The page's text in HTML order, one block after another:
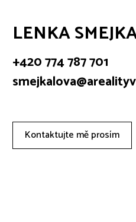
LENKA
+420 774 787 701
Kontaktujte mě prosím